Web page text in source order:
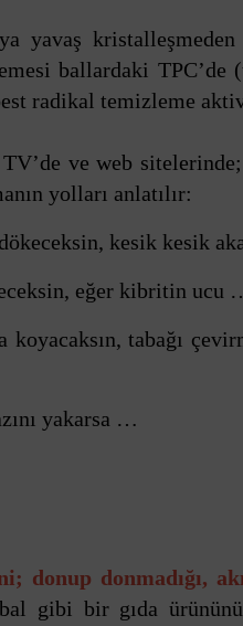
yavaş kristalleşmeden
ballardaki
radikal temizleme
ve web
yolları anlatılır:
kesik kesik
eğer kibritin ucu
tabağı
yakarsa …
donup donmadığı,
gibi bir gıda ürününü